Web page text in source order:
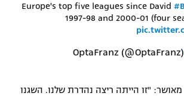
Europe's top five leagues since David
1997-98 and 2000-01 (four
מאושר: "זו הייתה ריצה נהדרת שלנו. השגנו